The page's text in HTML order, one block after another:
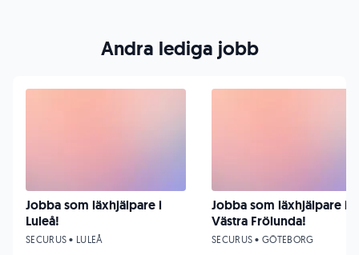
Andra lediga jobb
Jobba som läxhjälpare i
Luleå!
SECURUS • LULEÅ
Jobba som läxhjälpare i
Västra Frölunda!
SECURUS • GÖTEBORG